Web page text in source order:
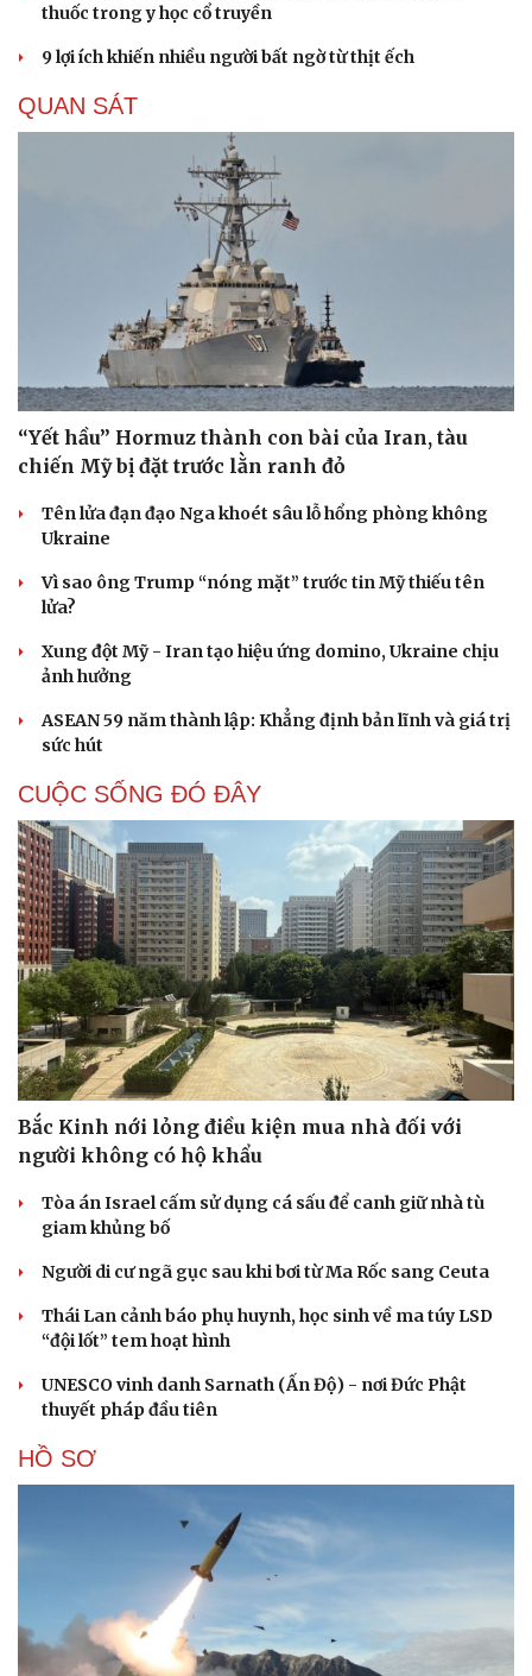
Cải chính
thuốc trong y học cổ truyền
9 lợi ích khiến nhiều người bất ngờ từ thịt ếch
QUAN SÁT
“Yết hầu” Hormuz thành con bài của Iran, tàu
chiến Mỹ bị đặt trước lằn ranh đỏ
Tên lửa đạn đạo Nga khoét sâu lỗ hổng phòng không
Ukraine
Vì sao ông Trump “nóng mặt” trước tin Mỹ thiếu tên
lửa?
Xung đột Mỹ - Iran tạo hiệu ứng domino, Ukraine chịu
ảnh hưởng
ASEAN 59 năm thành lập: Khẳng định bản lĩnh và giá trị
sức hút
CUỘC SỐNG ĐÓ ĐÂY
Bắc Kinh nới lỏng điều kiện mua nhà đối với
người không có hộ khẩu
Tòa án Israel cấm sử dụng cá sấu để canh giữ nhà tù
giam khủng bố
Người di cư ngã gục sau khi bơi từ Ma Rốc sang Ceuta
Thái Lan cảnh báo phụ huynh, học sinh về ma túy LSD
“đội lốt” tem hoạt hình
UNESCO vinh danh Sarnath (Ấn Độ) - nơi Đức Phật
thuyết pháp đầu tiên
HỒ SƠ